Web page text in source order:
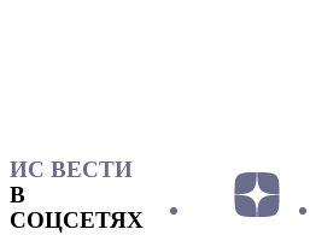
ИС ВЕСТИ
В
СОЦСЕТЯХ